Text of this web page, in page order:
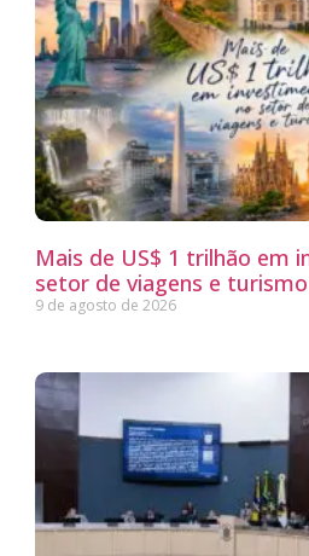
Mais de US$ 1 trilhão em
setor de viagens e turismo
9 de agosto de 2026